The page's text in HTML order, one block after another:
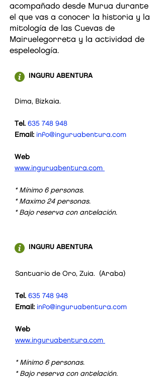
acompañado desde Murua durante
el que vas a conocer la historia y la
mitología de las Cuevas de
Mairuelegorreta y la actividad de
espeleología.
INGURU ABENTURA
Dima, Bizkaia.
Tel. 635 748 948
Email: info@inguruabentura.com
Web
www.inguruabentura.com
* Mínimo 6 personas.
* Maximo 24 personas.
* Bajo reserva con antelación.
INGURU ABENTURA
Santuario de Oro, Zuia. (Araba)
Tel. 635 748 948
Email: info@inguruabentura.com
Web
www.inguruabentura.com
* Mínimo 6 personas.
* Bajo reserva con antelación.